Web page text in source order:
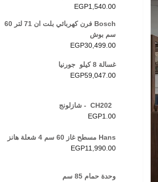
EGP1,540.00
Bosch فرن كهربائي بلت ان 71 لتر 60
سم بوش
EGP30,499.00
غسالة 8 كيلو جورنيا
EGP59,047.00
EGP1.00
Hans مسطح غاز 60 سم 4 شعلة هانز
EGP11,990.00
وحدة حمام 85 سم